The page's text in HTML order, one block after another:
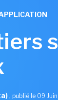
, publié le 09